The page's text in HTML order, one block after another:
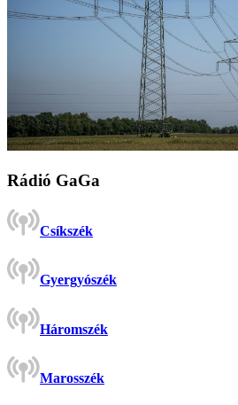
Rádió GaGa
Csíkszék
Gyergyószék
Háromszék
Marosszék